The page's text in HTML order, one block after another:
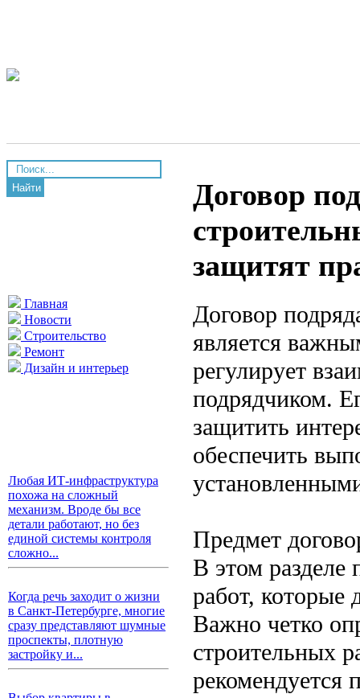
Найти
Главная
Новости
Строительство
Ремонт
Дизайн и интерьер
Любая ИТ-инфраструктура
похожа на сложный
механизм. Вроде бы все
детали работают, но без
единой системы контроля
сложно...
Когда речь заходит о жизни
в Санкт-Петербурге, многие
сразу представляют шумные
проспекты, плотную
застройку и...
Договор
защитят
Договор
является
регулирует
подрядчиком.
защитить
обеспечить
Предмет
В этом разделе
работ,
Важно четко
строительных
рекомендуется